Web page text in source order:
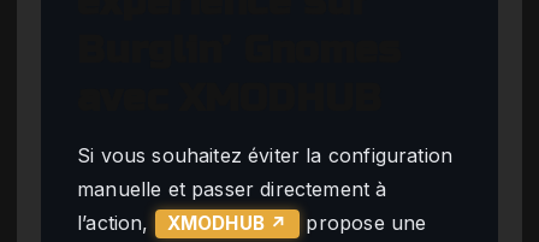
Si vous souhaitez éviter la configuration
manuelle et passer directement à
l’action,
XMODHUB ↗
propose une